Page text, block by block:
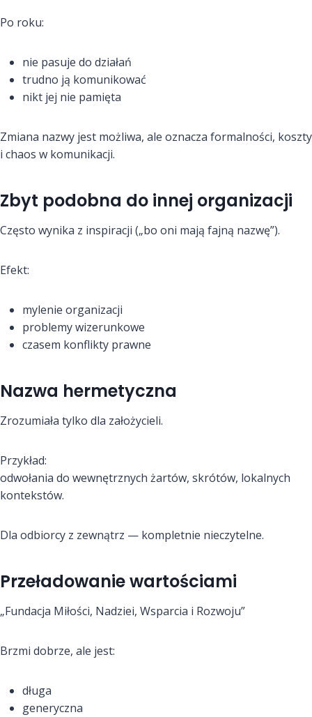
Po roku:
nie pasuje do działań
trudno ją komunikować
nikt jej nie pamięta
Zmiana nazwy jest możliwa, ale oznacza formalności, koszty
i chaos w komunikacji.
Zbyt podobna do innej organizacji
Często wynika z inspiracji („bo oni mają fajną nazwę”).
Efekt:
mylenie organizacji
problemy wizerunkowe
czasem konflikty prawne
Nazwa hermetyczna
Zrozumiała tylko dla założycieli.
Przykład:
odwołania do wewnętrznych żartów, skrótów, lokalnych
kontekstów.
Dla odbiorcy z zewnątrz — kompletnie nieczytelne.
Przeładowanie wartościami
„Fundacja Miłości, Nadziei, Wsparcia i Rozwoju”
Brzmi dobrze, ale jest:
długa
generyczna